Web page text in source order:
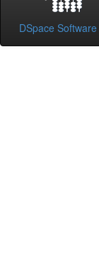
DSpace Software